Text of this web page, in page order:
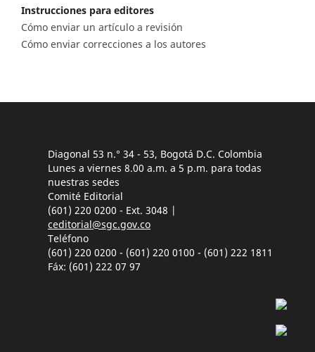
Instrucciones para editores
Cómo enviar un artículo a revisión
Cómo enviar correcciones a los autores
Diagonal 53 n.° 34 - 53, Bogotá D.C. Colombia
Lunes a viernes 8.00 a.m. a 5 p.m. para todas
nuestras sedes
Comité Editorial
(601) 220 0200 - Ext. 3048 |
ceditorial@sgc.gov.co
Teléfono
(601) 220 0200 - (601) 220 0100 - (601) 222 1811
Fáx: (601) 222 07 97